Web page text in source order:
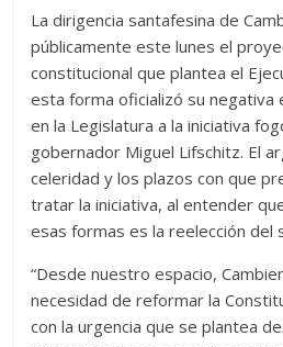
La dirigencia santafesina de
públicamente este lunes el
constitucional que plantea el
esta forma oficializó su negativa
en la Legislatura a la iniciativa
gobernador Miguel Lifschitz. El
celeridad y los plazos con que
tratar la iniciativa, al entender
esas formas es la reelección del
“Desde nuestro espacio,
necesidad de reformar la
con la urgencia que se plantea